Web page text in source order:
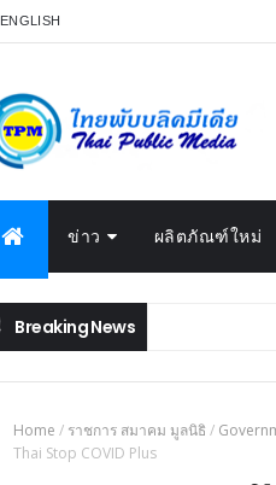
ENGLISH
ข่าว ผลิตภัณฑ์ใหม่
Breaking News
Home / ราชการ สมาคม มูลนิธิ /
Thai Stop COVID Plus